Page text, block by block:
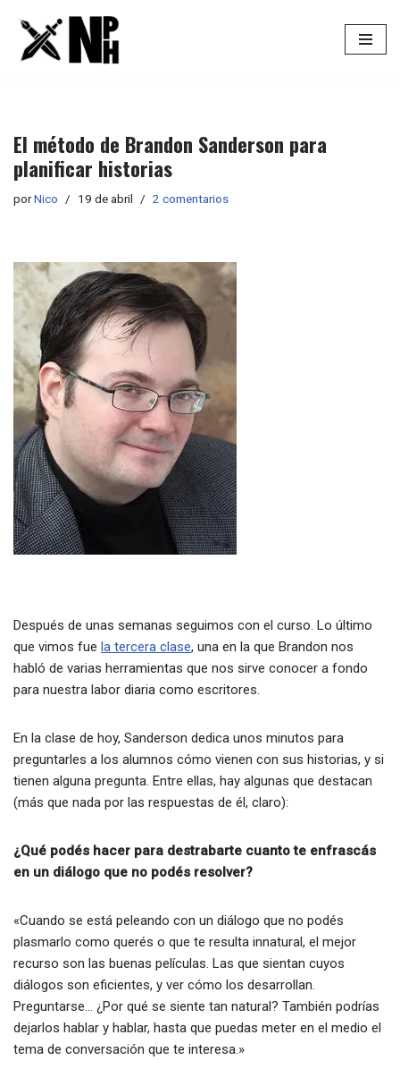
Saltar
El método de Brandon Sanderson para
planificar historias
porNico 19 de abril 2 comentarios
Después de unas semanas seguimos con el curso. Lo último
que vimos fue la tercera clase, una en la que Brandon nos
habló de varias herramientas que nos sirve conocer a fondo
para nuestra labor diaria como escritores.
En la clase de hoy, Sanderson dedica unos minutos para
preguntarles a los alumnos cómo vienen con sus historias, y si
tienen alguna pregunta. Entre ellas, hay algunas que destacan
(más que nada por las respuestas de él, claro):
¿Qué podés hacer para destrabarte cuanto te enfrascás
en un diálogo que no podés resolver?
«Cuando se está peleando con un diálogo que no podés
plasmarlo como querés o que te resulta innatural, el mejor
recurso son las buenas películas. Las que sientan cuyos
diálogos son eficientes, y ver cómo los desarrollan.
Preguntarse… ¿Por qué se siente tan natural? También podrías
dejarlos hablar y hablar, hasta que puedas meter en el medio el
tema de conversación que te interesa.»